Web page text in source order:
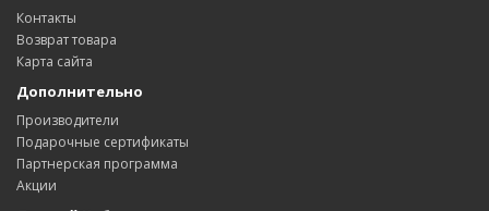
Контакты
Возврат товара
Карта сайта
Дополнительно
Производители
Подарочные сертификаты
Партнерская программа
Акции